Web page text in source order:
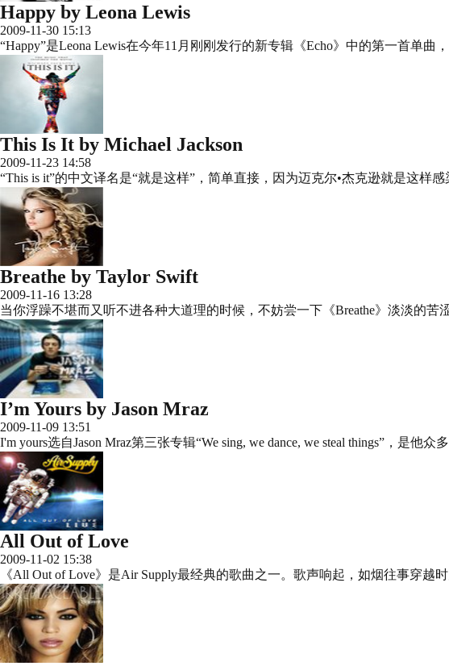
Happy by Leona Lewis
2009-11-30 15:13
“Happy”是Leona Lewis在今年11月刚刚发行的新专辑《Echo》中的第一首单曲
This Is It by Michael Jackson
2009-11-23 14:58
“This is it”的中文译名是“就是这样”，简单直接，因为迈克尔•杰克逊就是这样
Breathe by Taylor Swift
2009-11-16 13:28
当你浮躁不堪而又听不进各种大道理的时候，不妨尝一下《Breathe》淡淡的苦
I’m Yours by Jason Mraz
2009-11-09 13:51
I'm yours选自Jason Mraz第三张专辑“We sing, we dance, we steal things”，是他众
All Out of Love
2009-11-02 15:38
《All Out of Love》是Air Supply最经典的歌曲之一。歌声响起，如烟往事穿越